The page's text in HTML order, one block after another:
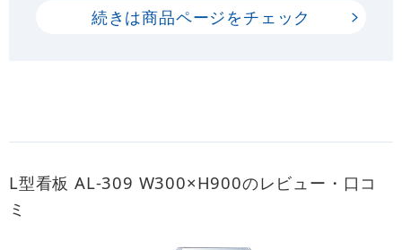
続きは商品ページをチェック
L型看板 AL-309 W300×H900のレビュー・口コ
ミ